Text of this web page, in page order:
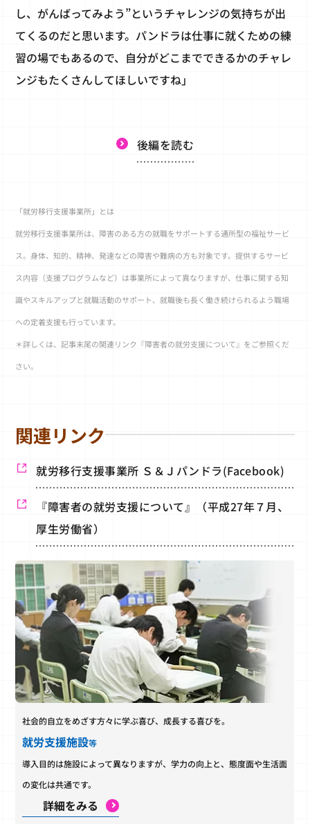
し、がんばってみよう”というチャレンジの気持ちが出
てくるのだと思います。パンドラは仕事に就くための練
習の場でもあるので、自分がどこまでできるかのチャレ
ンジもたくさんしてほしいですね」
後編を読む
「就労移行支援事業所」とは
就労移行支援事業所は、障害のある方の就職をサポートする通所型の福祉サービ
ス。身体、知的、精神、発達などの障害や難病の方も対象です。提供するサービ
ス内容（支援プログラムなど）は事業所によって異なりますが、仕事に関する知
識やスキルアップと就職活動のサポート、就職後も長く働き続けられるよう職場
への定着支援も行っています。
＊詳しくは、記事末尾の関連リンク『障害者の就労支援について』をご参照くだ
さい。
関連リンク
就労移行支援事業所 Ｓ＆Ｊパンドラ(Facebook)
『障害者の就労支援について』（平成27年７月、
厚生労働省）
社会的自立をめざす方々に学ぶ喜び、成長する喜びを。
就労支援施設等
導入目的は施設によって異なりますが、学力の向上と、態度面や生活面
の変化は共通です。
詳細をみる